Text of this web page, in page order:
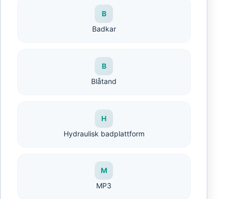
B
Badkar
B
Blåtand
H
Hydraulisk badplattform
M
MP3